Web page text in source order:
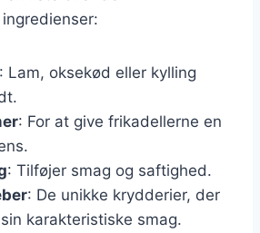
: Lam, oksekød eller kylling
: For at give frikadellerne en
: Tilføjer smag og saftighed.
: De unikke krydderier, der
karakteristiske smag.